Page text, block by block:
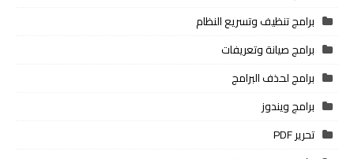
برامج تنظيف وتسريع النظام
برامج صيانة وتعريفات
برامج لحذف البرامج
برامج ويندوز
تحرير PDF